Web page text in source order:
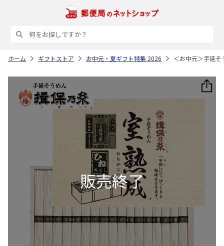
ホーム ギフトストア お中元・夏ギフト特集 2026 ＜お中元＞手延